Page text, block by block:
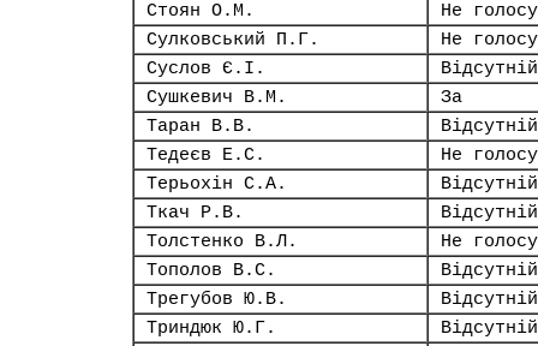
Стоян О.М.
Не
Сулковський П.Г.
Не
Суслов Є.І.
Відсутній
Сушкевич В.М.
За
Таран В.В.
Відсутній
Тедеєв Е.С.
Не
Терьохін С.А.
Відсутній
Ткач Р.В.
Відсутній
Толстенко В.Л.
Не
Тополов В.С.
Відсутній
Трегубов Ю.В.
Відсутній
Триндюк Ю.Г.
Відсутній